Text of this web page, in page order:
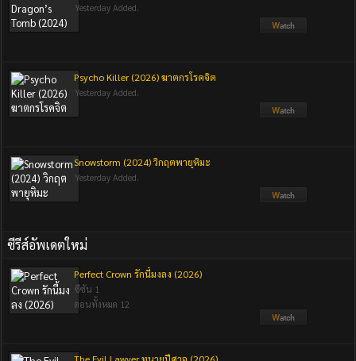
Yesterday Added.
Psycho Killer (2026) ฆาตกรโรคจิต
Yesterday Added.
Snowstorm (2024) วิกฤตพายุหิมะ
Yesterday Added.
ซีรีส์อัพเดตใหม่
Perfect Crown รักนี้มงลง (2026)
ซีซัน 1
ตอนทั้งหมด 12